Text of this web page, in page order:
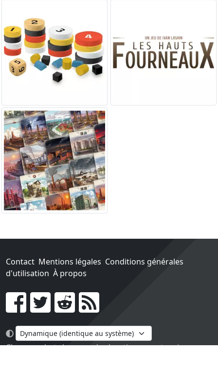
Contact Mentions légales Conditions générales
d'utilisation À propos
Go !
Chaque achat chez une des boutiques partenaires nous